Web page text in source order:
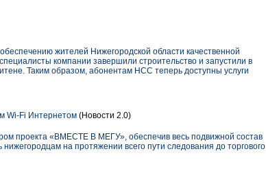
жителей Нижегородской области качественной
компании завершили строительство и запустили в
Таким образом, абонентам НСС теперь доступны услуги
Wi-Fi Интернетом (Новости 2.0)
проекта «ВМЕСТЕ В МЕГУ», обеспечив весь подвижной состав
на протяжении всего пути следования до торгового